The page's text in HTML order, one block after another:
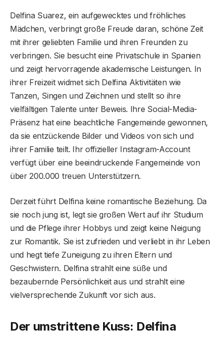
Delfina Suarez, ein aufgewecktes und fröhliches
Mädchen, verbringt große Freude daran, schöne Zeit
mit ihrer geliebten Familie und ihren Freunden zu
verbringen. Sie besucht eine Privatschule in Spanien
und zeigt hervorragende akademische Leistungen. In
ihrer Freizeit widmet sich Delfina Aktivitäten wie
Tanzen, Singen und Zeichnen und stellt so ihre
vielfältigen Talente unter Beweis. Ihre Social-Media-
Präsenz hat eine beachtliche Fangemeinde gewonnen,
da sie entzückende Bilder und Videos von sich und
ihrer Familie teilt. Ihr offizieller Instagram-Account
verfügt über eine beeindruckende Fangemeinde von
über 200.000 treuen Unterstützern.
Derzeit führt Delfina keine romantische Beziehung. Da
sie noch jung ist, legt sie großen Wert auf ihr Studium
und die Pflege ihrer Hobbys und zeigt keine Neigung
zur Romantik. Sie ist zufrieden und verliebt in ihr Leben
und hegt tiefe Zuneigung zu ihren Eltern und
Geschwistern. Delfina strahlt eine süße und
bezaubernde Persönlichkeit aus und strahlt eine
vielversprechende Zukunft vor sich aus.
Der umstrittene Kuss: Delfina